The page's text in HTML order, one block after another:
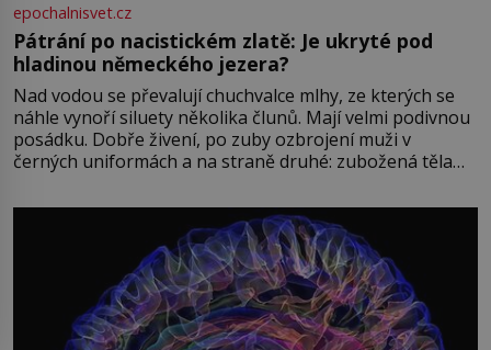
epochalnisvet.cz
Pátrání po nacistickém zlatě: Je ukryté pod
hladinou německého jezera?
Nad vodou se převalují chuchvalce mlhy, ze kterých se
náhle vynoří siluety několika člunů. Mají velmi podivnou
posádku. Dobře živení, po zuby ozbrojení muži v
černých uniformách a na straně druhé: zubožená těla
přízračná scéna znamená? Je jaro roku 1945, druhá
světová válka se chýlí ke konci. Jezero Stolpsee